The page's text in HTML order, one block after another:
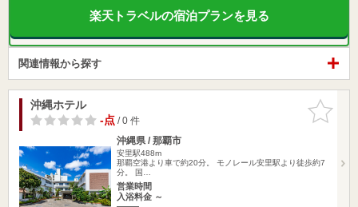
楽天トラベルの宿泊プランを見る
関連情報から探す
お気に入
りに追加
沖縄ホテル
-点/ 0 件
沖縄県 / 那覇市
安里駅488m
那覇空港より車で約20分。 モノレール安里駅より徒歩約7
分。 国…
営業時間
入浴料金 ～